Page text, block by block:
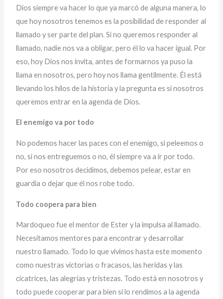
Dios siempre va hacer lo que ya marcó de alguna manera, lo
que hoy nosotros tenemos es la posibilidad de responder al
llamado y ser parte del plan. Si no queremos responder al
llamado, nadie nos va a obligar, pero él lo va hacer igual. Por
eso, hoy Dios nos invita, antes de formarnos ya puso la
llama en nosotros, pero hoy nos llama gentilmente. Él está
llevando los hilos de la historia y la pregunta es si nosotros
queremos entrar en la agenda de Dios.
El enemigo va por todo
No podemos hacer las paces con el enemigo, si peleemos o
no, si nos entreguemos o no, él siempre va a ir por todo.
Por eso nosotros decidimos, debemos pelear, estar en
guardia o dejar que él nos robe todo.
Todo coopera para bien
Mardoqueo fue el mentor de Ester y la impulsa al llamado.
Necesitamos mentores para encontrar y desarrollar
nuestro llamado. Todo lo que vivimos hasta este momento
como nuestras victorias o fracasos, las heridas y las
cicatrices, las alegrías y tristezas. Todo está en nosotros y
todo puede cooperar para bien si lo rendimos a la agenda